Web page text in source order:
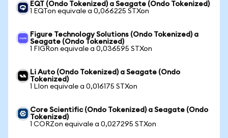
EQT (Ondo Tokenized) a Seagate (Ondo Tokenized)
1 EQTon equivale a 0,066225 STXon
Figure Technology Solutions (Ondo Tokenized) a
Seagate (Ondo Tokenized)
1 FIGRon equivale a 0,036595 STXon
Li Auto (Ondo Tokenized) a Seagate (Ondo
Tokenized)
1 LIon equivale a 0,016175 STXon
Core Scientific (Ondo Tokenized) a Seagate (Ondo
Tokenized)
1 CORZon equivale a 0,027295 STXon